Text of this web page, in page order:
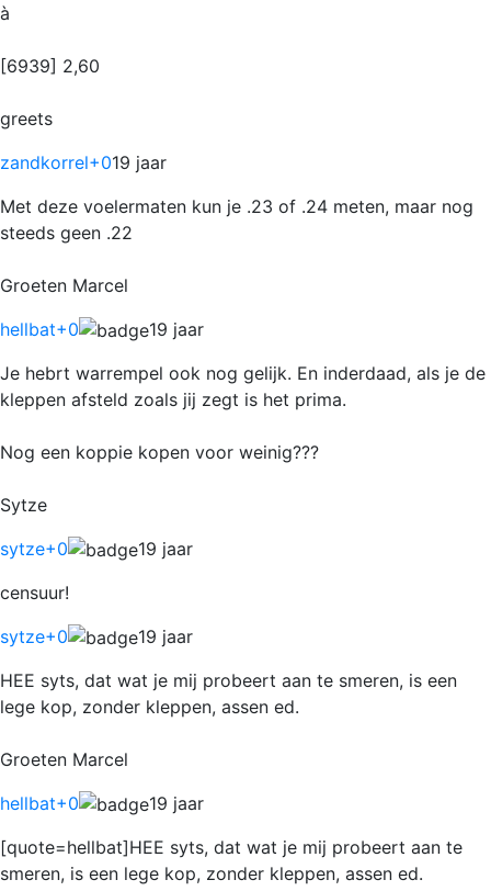
à
[6939] 2,60
greets
zandkorrel+019 jaar
Met deze voelermaten kun je .23 of .24 meten, maar nog
steeds geen .22
Groeten Marcel
hellbat+0
19 jaar
Je hebrt warrempel ook nog gelijk. En inderdaad, als je de
kleppen afsteld zoals jij zegt is het prima.
Nog een koppie kopen voor weinig???
Sytze
sytze+0
19 jaar
censuur!
sytze+0
19 jaar
HEE syts, dat wat je mij probeert aan te smeren, is een
lege kop, zonder kleppen, assen ed.
Groeten Marcel
hellbat+0
19 jaar
[quote=hellbat]HEE syts, dat wat je mij probeert aan te
smeren, is een lege kop, zonder kleppen, assen ed.